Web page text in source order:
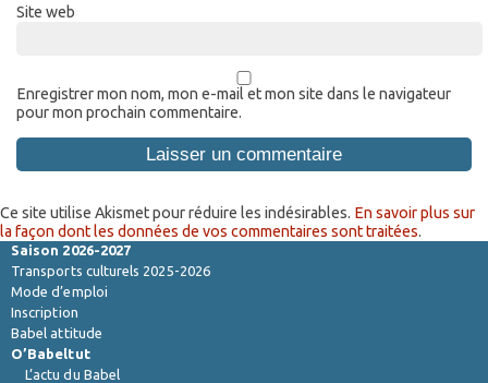
Site web
Enregistrer mon nom, mon e-mail et mon site dans le navigateur
pour mon prochain commentaire.
Ce site utilise Akismet pour réduire les indésirables. En savoir plus sur
la façon dont les données de vos commentaires sont traitées.
Saison 2026-2027
Transports culturels 2025-2026
Mode d’emploi
Inscription
Babel attitude
O’Babeltut
L’actu du Babel